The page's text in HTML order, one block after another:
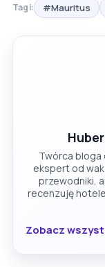
Tagi: #Mauritus
Twórca
ekspert od
przewodniki,
recenzuję
Zobacz